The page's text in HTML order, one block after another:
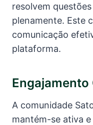
resolvem
plenamente. Este
comunicação
plataforma.
A comunidade
mantém-se ativa